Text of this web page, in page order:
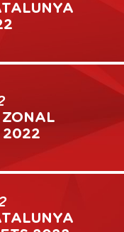
ZONAL
2022